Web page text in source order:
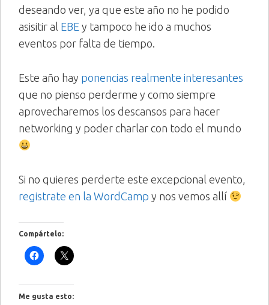
deseando ver, ya que este año no he podido
asisitir al EBE y tampoco he ido a muchos
eventos por falta de tiempo.
Este año hay ponencias realmente interesantes
que no pienso perderme y como siempre
aprovecharemos los descansos para hacer
networking y poder charlar con todo el mundo
Si no quieres perderte este excepcional evento,
registrate en la WordCamp y nos vemos allí
Compártelo:
Me gusta esto: